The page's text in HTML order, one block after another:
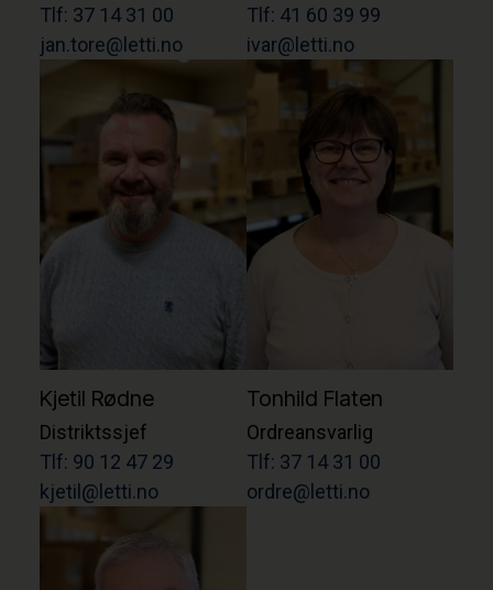
Tlf: 37 14 31 00
jan.tore@letti.no
Tlf: 41 60 39 99
ivar@letti.no
Kjetil Rødne
Distriktssjef
Tlf: 90 12 47 29
kjetil@letti.no
Tonhild Flaten
Ordreansvarlig
Tlf: 37 14 31 00
ordre@letti.no